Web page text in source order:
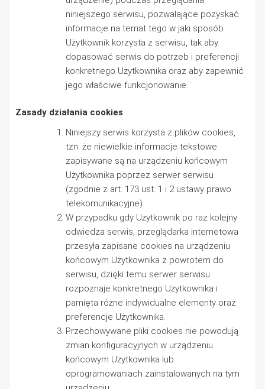
niniejszego serwisu, pozwalające pozyskać
informacje na temat tego w jaki sposób
Użytkownik korzysta z serwisu, tak aby
dopasować serwis do potrzeb i preferencji
konkretnego Użytkownika oraz aby zapewnić
jego właściwe funkcjonowanie.
Zasady działania cookies
Niniejszy serwis korzysta z plików cookies,
tzn. że niewielkie informacje tekstowe
zapisywane są na urządzeniu końcowym
Użytkownika poprzez serwer serwisu
(zgodnie z art. 173 ust. 1 i 2 ustawy prawo
telekomunikacyjne).
W przypadku gdy Użytkownik po raz kolejny
odwiedza serwis, przeglądarka internetowa
przesyła zapisane cookies na urządzeniu
końcowym Użytkownika z powrotem do
serwisu, dzięki temu serwer serwisu
rozpoznaje konkretnego Użytkownika i
pamięta różne indywidualne elementy oraz
preferencje Użytkownika.
Przechowywane pliki cookies nie powodują
zmian konfiguracyjnych w urządzeniu
końcowym Użytkownika lub
oprogramowaniach zainstalowanych na tym